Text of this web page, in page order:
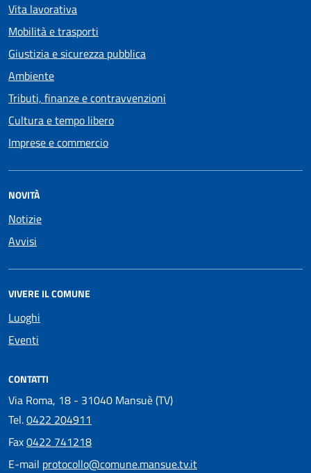
Vita lavorativa
Mobilità e trasporti
Giustizia e sicurezza pubblica
Ambiente
Tributi, finanze e contravvenzioni
Cultura e tempo libero
Imprese e commercio
NOVITÀ
Notizie
Avvisi
VIVERE IL COMUNE
Luoghi
Eventi
CONTATTI
Via Roma, 18 - 31040 Mansuè (TV)
Tel.0422 204911
Fax0422 741218
E-mail protocollo@comune.mansue.tv.it